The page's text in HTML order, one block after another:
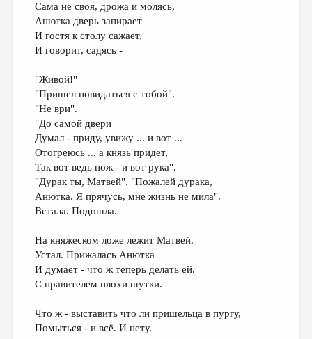
Сама не своя, дрожа и молясь,
Анютка дверь запирает
И гостя к столу сажает,
И говорит, садясь -
"Живой!"
"Пришел повидаться с тобой".
"Не ври".
"До самой двери
Думал - приду, увижу ... и вот ...
Отогреюсь ... а князь придет,
Так вот ведь нож - и вот рука".
"Дурак ты, Матвей". "Пожалей дурака,
Анютка. Я прячусь, мне жизнь не мила".
Встала. Подошла.
На княжеском ложе лежит Матвей.
Устал. Прижалась Анютка
И думает - что ж теперь делать ей.
С правителем плохи шутки.
Что ж - выставить что ли пришельца в пургу,
Помыться - и всё. И нету.